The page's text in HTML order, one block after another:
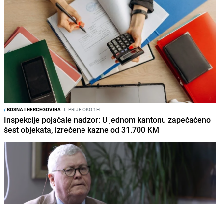
/BOSNA I HERCEGOVINA I PRIJE OKO 1H
Inspekcije pojačale nadzor: U jednom kantonu zapečaćeno
šest objekata, izrečene kazne od 31.700 KM